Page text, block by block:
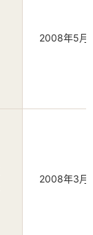
2008年5月
2008年3月